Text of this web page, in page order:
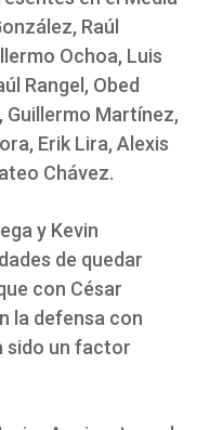
Raúl
Ochoa, Luis
Rangel, Obed
Guillermo Martínez,
Erik Lira, Alexis
Chávez.
y Kevin
de quedar
con César
la defensa con
sido un factor